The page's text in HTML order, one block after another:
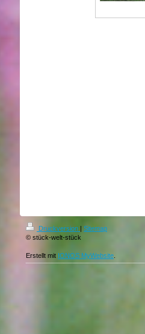
Druckversion | Sitemap
© stück-welt-stück
Erstellt mit IONOS MyWebsite